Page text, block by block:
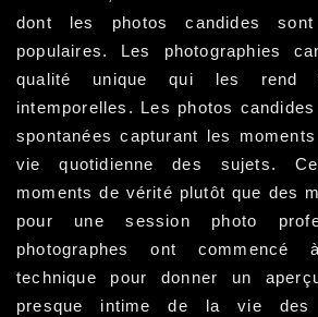
dont les photos candides
populaires. Les photographies
qualité unique qui les rend
intemporelles. Les photos
spontanées capturant les
vie quotidienne des sujets.
moments de vérité plutôt que des
pour une session photo
photographes ont
technique pour donner un
presque intime de la vie des